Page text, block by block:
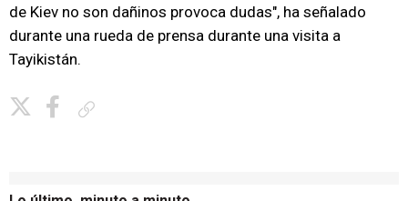
de Kiev no son dañinos provoca dudas", ha señalado
durante una rueda de prensa durante una visita a
Tayikistán.